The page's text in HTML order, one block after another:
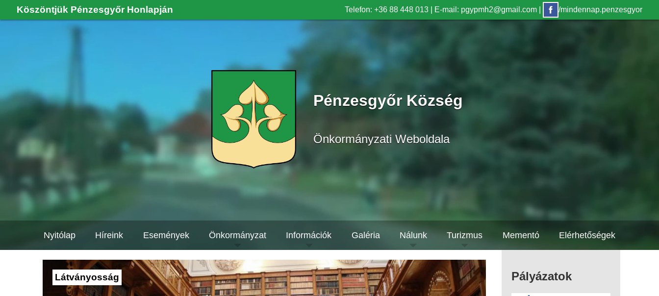
Köszöntjük Pénzesgyőr Honlapján Telefon: +36 88 448 013 E-mail: pgypmh2@gmail.com /mindennap.penzesgyor
Pénzesgyőr Község
Önkormányzati Weboldala
Nyitólap Híreink Események Önkormányzat Információk Galéria Nálunk Turizmus Mementó Elérhetőségek
Látványosság Pályázatok